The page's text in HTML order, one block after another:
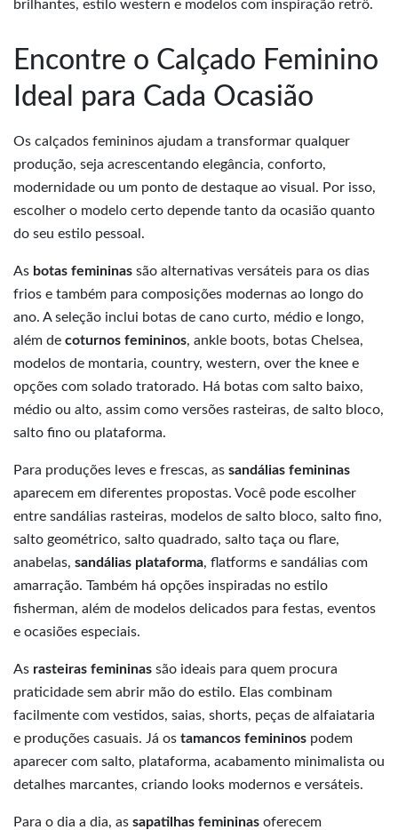
brilhantes, estilo western e modelos com inspiração retrô.
Encontre o Calçado Feminino
Ideal para Cada Ocasião
Os calçados femininos ajudam a transformar qualquer
produção, seja acrescentando elegância, conforto,
modernidade ou um ponto de destaque ao visual. Por isso,
escolher o modelo certo depende tanto da ocasião quanto
do seu estilo pessoal.
As botas femininas são alternativas versáteis para os dias
frios e também para composições modernas ao longo do
ano. A seleção inclui botas de cano curto, médio e longo,
além de coturnos femininos, ankle boots, botas Chelsea,
modelos de montaria, country, western, over the knee e
opções com solado tratorado. Há botas com salto baixo,
médio ou alto, assim como versões rasteiras, de salto bloco,
salto fino ou plataforma.
Para produções leves e frescas, as sandálias femininas
aparecem em diferentes propostas. Você pode escolher
entre sandálias rasteiras, modelos de salto bloco, salto fino,
salto geométrico, salto quadrado, salto taça ou flare,
anabelas, sandálias plataforma, flatforms e sandálias com
amarração. Também há opções inspiradas no estilo
fisherman, além de modelos delicados para festas, eventos
e ocasiões especiais.
As rasteiras femininas são ideais para quem procura
praticidade sem abrir mão do estilo. Elas combinam
facilmente com vestidos, saias, shorts, peças de alfaiataria
e produções casuais. Já os tamancos femininos podem
aparecer com salto, plataforma, acabamento minimalista ou
detalhes marcantes, criando looks modernos e versáteis.
Para o dia a dia, as sapatilhas femininas oferecem